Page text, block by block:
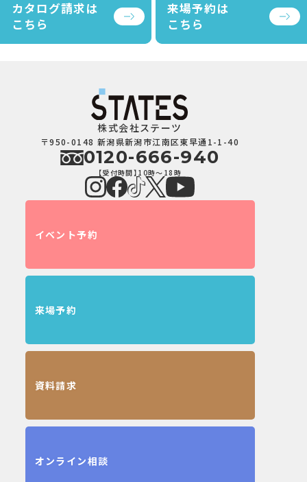
カタログ請求は
こちら
来場予約は
こちら
株式会社ステーツ
〒950-0148 新潟県新潟市江南区東早通1-1-40
0120-666-940
【受付時間】10時～18時
イベント予約
来場予約
資料請求
オンライン相談